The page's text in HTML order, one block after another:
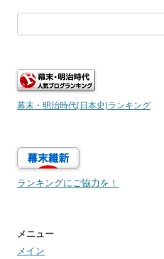
索:
幕末・明治時代(日本史)ランキング
ランキングにご協力を！
メニュー
メイン